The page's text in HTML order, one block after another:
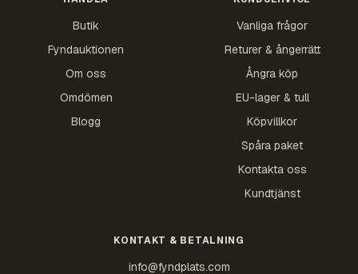
Butik
Fyndauktionen
Om oss
Omdömen
Blogg
Vanliga frågor
Returer & ångerrätt
Ångra köp
EU-lager & tull
Köpvillkor
Spåra paket
Kontakta oss
Kundtjänst
KONTAKT & BETALNING
info@fyndplats.com